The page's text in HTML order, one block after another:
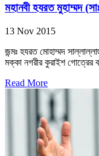
মহানবী হযরত মুহাম্মদ
13 Nov 2015
জন্মঃ হযরত মোহাম্মদ
মক্কা নগরীর কুরাইশ গোত্রের
Read More